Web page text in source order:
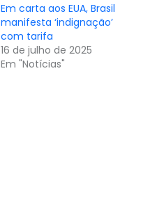
Em carta aos EUA, Brasil
manifesta ‘indignação’
com tarifa
16 de julho de 2025
Em "Notícias"